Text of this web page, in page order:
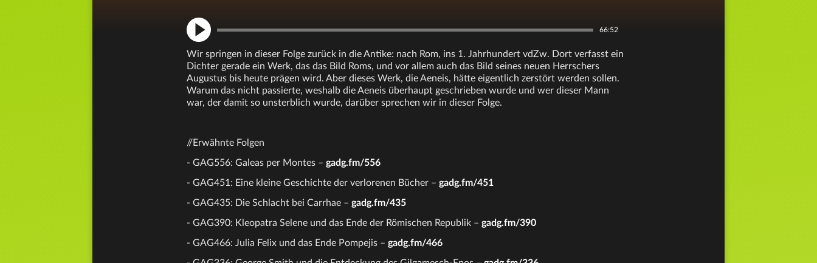
66:52
Wir springen in dieser Folge zurück in die Antike: nach Rom, ins 1. Jahrhundert vdZw. Dort verfasst ein
Dichter gerade ein Werk, das das Bild Roms, und vor allem auch das Bild seines neuen Herrschers
Augustus bis heute prägen wird. Aber dieses Werk, die Aeneis, hätte eigentlich zerstört werden sollen.
Warum das nicht passierte, weshalb die Aeneis überhaupt geschrieben wurde und wer dieser Mann
war, der damit so unsterblich wurde, darüber sprechen wir in dieser Folge.
//Erwähnte Folgen
- GAG556: Galeas per Montes – gadg.fm/556
- GAG451: Eine kleine Geschichte der verlorenen Bücher – gadg.fm/451
- GAG435: Die Schlacht bei Carrhae – gadg.fm/435
- GAG390: Kleopatra Selene und das Ende der Römischen Republik – gadg.fm/390
- GAG466: Julia Felix und das Ende Pompejis – gadg.fm/466